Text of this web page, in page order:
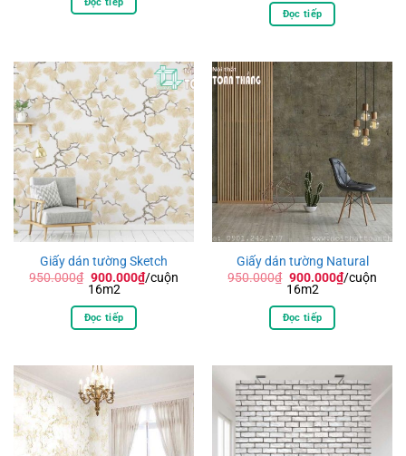
270.000₫.
950.000₫.
Đọc tiếp
Giấy dán tường Sketch
950.000₫ Giá
gốc
950.000₫.
900.000₫Giá
hiện
/cuộn
16m2
Đọc tiếp
Giấy dán tường Natural
950.000₫ Giá
gốc
950.000₫.
900.000₫Giá
hiện
/cuộn
16m2
Đọc tiếp